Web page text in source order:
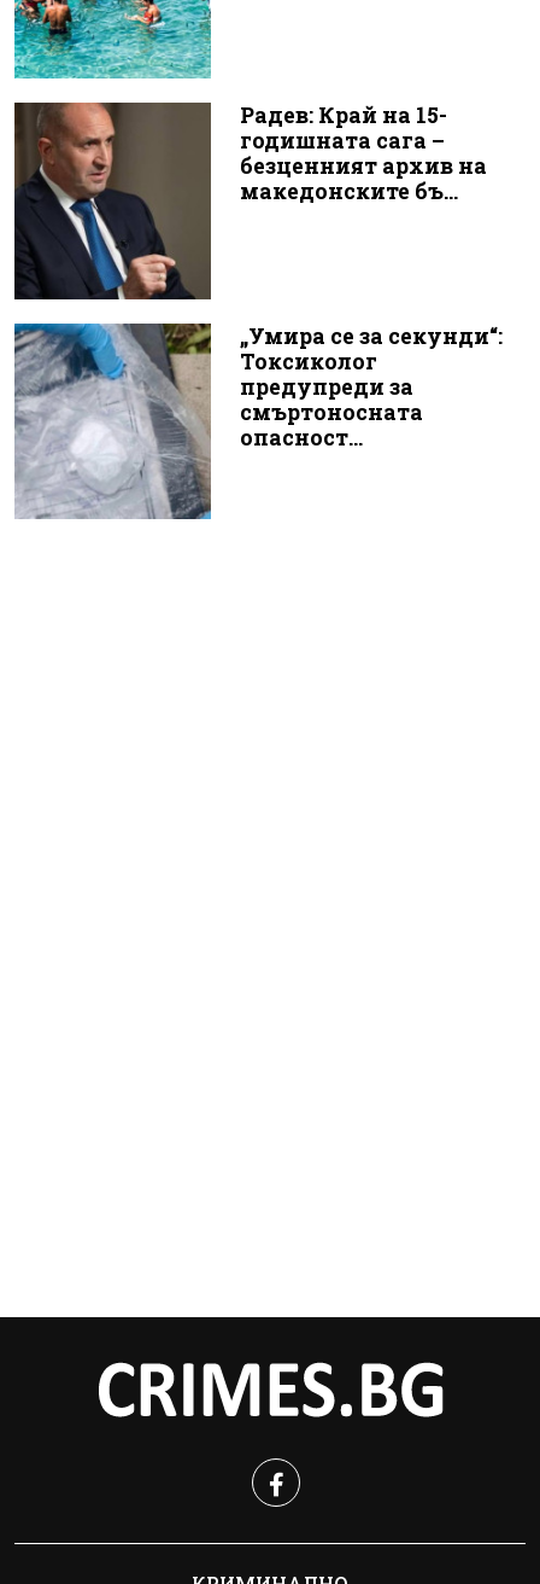
Радев: Край на 15-
годишната сага –
безценният архив на
македонските бъ...
„Умира се за секунди“:
Токсиколог
предупреди за
смъртоносната
опасност...